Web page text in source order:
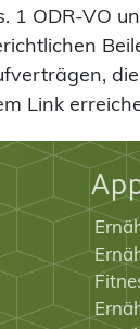
1 ODR-VO
Link